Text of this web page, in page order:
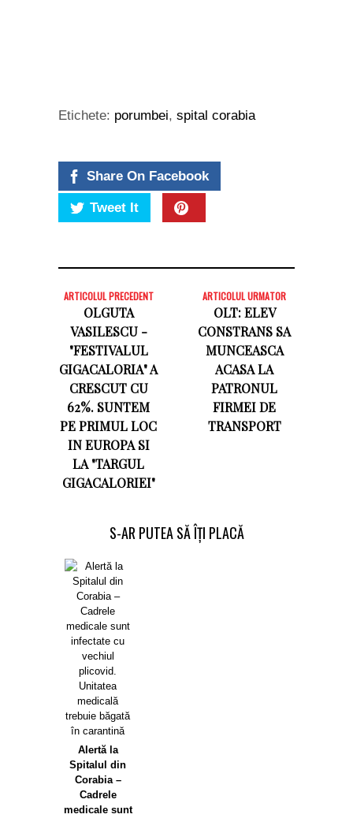
Etichete: porumbei, spital corabia
Share On Facebook
Tweet It
ARTICOLUL PRECEDENT
OLGUTA
VASILESCU -
"FESTIVALUL
GIGACALORIA" A
CRESCUT CU
62%. SUNTEM
PE PRIMUL LOC
IN EUROPA SI
LA "TARGUL
GIGACALORIEI"
ARTICOLUL URMATOR
OLT: ELEV
CONSTRANS SA
MUNCEASCA
ACASA LA
PATRONUL
FIRMEI DE
TRANSPORT
S-AR PUTEA SĂ ÎȚI PLACĂ
Alertă la
Spitalul din
Corabia –
Cadrele
medicale sunt